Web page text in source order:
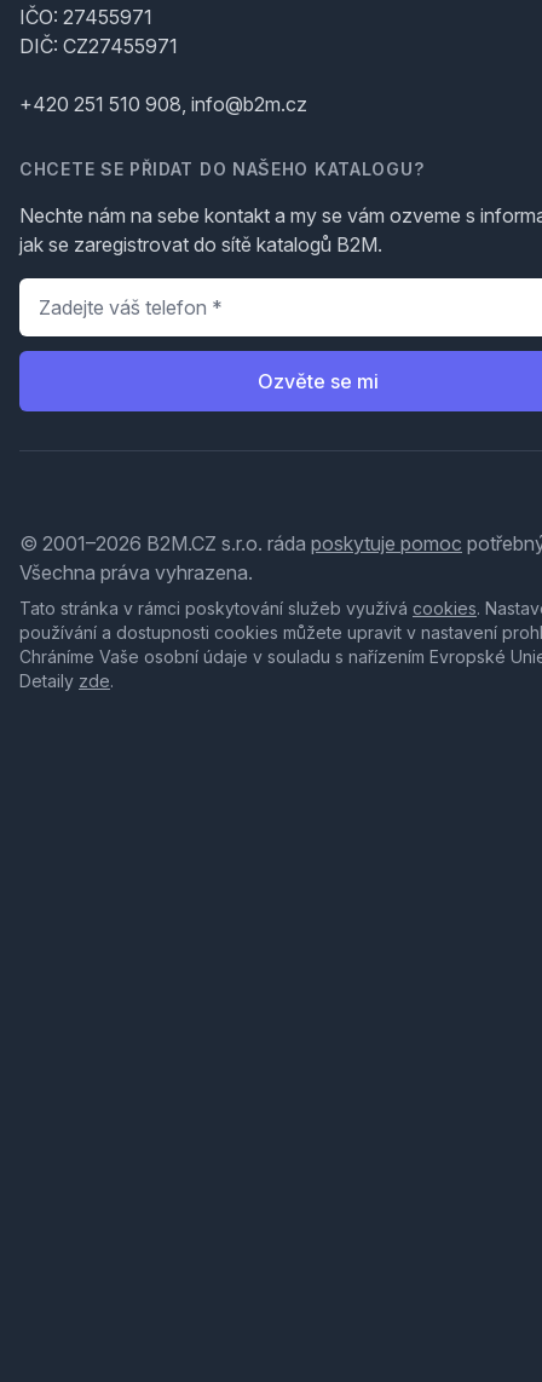
IČO: 27455971
DIČ: CZ27455971
+420 251 510 908, info@b2m.cz
CHCETE SE PŘIDAT DO NAŠEHO KATALOGU?
Nechte nám na sebe kontakt a my se vám ozveme s
jak se zaregistrovat do sítě katalogů B2M.
Telefon
Ozvěte se mi
© 2001–2026 B2M.CZ s.r.o. ráda poskytuje pomoc
Všechna práva vyhrazena.
Tato stránka v rámci poskytování služeb využívá cookies.
používání a dostupnosti cookies můžete upravit v nastavení
Chráníme Vaše osobní údaje v souladu s nařízením Evropské
Detaily zde.